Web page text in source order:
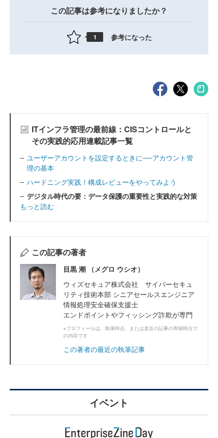
この記事は参考になりましたか？
1 参考になった
ITインフラ管理の最前線：CISコントロールと
その実践的応用連載記事一覧
ユーザーアカウントを設定するときに──アカウント管
理の基本
ハードニング実践！構成レビューをやってみよう
デジタル時代の要：データ保護の重要性と実践的な対策
もっと読む
この記事の著者
目黒 潮 （メグロ ウシオ）
ウィズセキュア株式会社 サイバーセキュ
リティ技術本部 シニアセールスエンジニア
情報処理安全確保支援士
エンドポイントやフィッシング詐欺が専門
※プロフィールは、執筆時点、または直近の記事の寄稿時点で
の内容です
この著者の最近の執筆記事
イベント